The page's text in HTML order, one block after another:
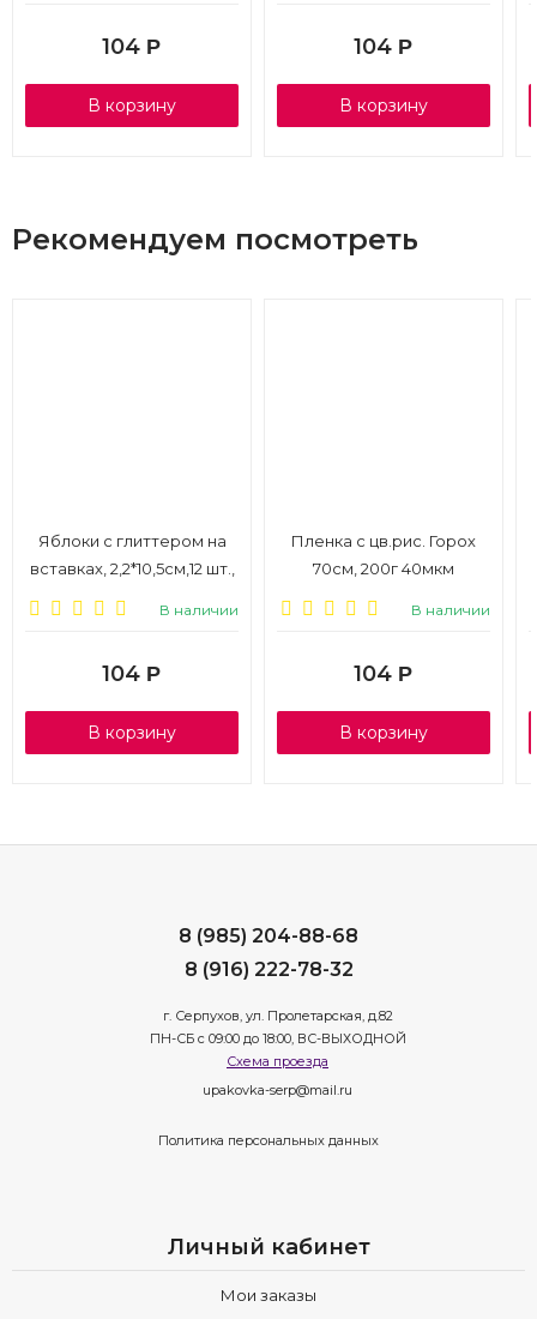
104 Р
В корзину
104 Р
В корзину
Рекомендуем посмотреть
Яблоки с глиттером на
вставках, 2,2*10,5см,12 шт.,
В наличии
104 Р
В корзину
Пленка с цв.рис. Горох
70см, 200г 40мкм
В наличии
104 Р
В корзину
8 (985) 204-88-68
8 (916) 222-78-32
г. Серпухов, ул. Пролетарская, д.82
ПН-СБ с 09:00 до 18:00, ВС-ВЫХОДНОЙ
Схема проезда
upakovka-serp@mail.ru
Политика персональных данных
Личный кабинет
Мои заказы